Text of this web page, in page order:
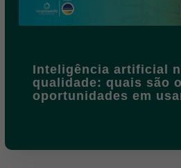
Inteligência artificial
qualidade: quais são
oportunidades em